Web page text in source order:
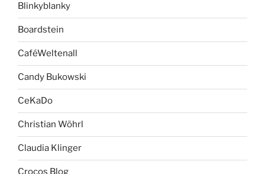
Blinkyblanky
Boardstein
CaféWeltenall
Candy Bukowski
CeKaDo
Christian Wöhrl
Claudia Klinger
Crocos Blog